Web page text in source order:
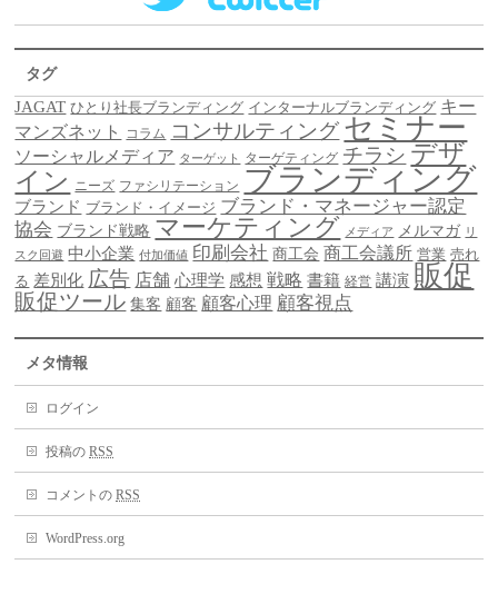
タグ
JAGAT ひとり社長ブランディング インターナルブランディング キー
マンズネット
コラム コンサルティング セミナー
ソーシャルメディア ターゲット ターゲティング チラシ デザ
イン ニーズ ファシリテーション ブランディング
ブランド ブランド・イメージ ブランド・マネージャー認定
協会 ブランド戦略 マーケティング メディア メルマガ リ
スク回避 中小企業 付加価値 印刷会社 商工会 商工会議所 営業 売れ
る 差別化 広告 店舗 心理学 感想 戦略 書籍 経営 講演 販促
販促ツール 集客 顧客 顧客心理 顧客視点
メタ情報
ログイン
投稿のRSS
コメントのRSS
WordPress.org